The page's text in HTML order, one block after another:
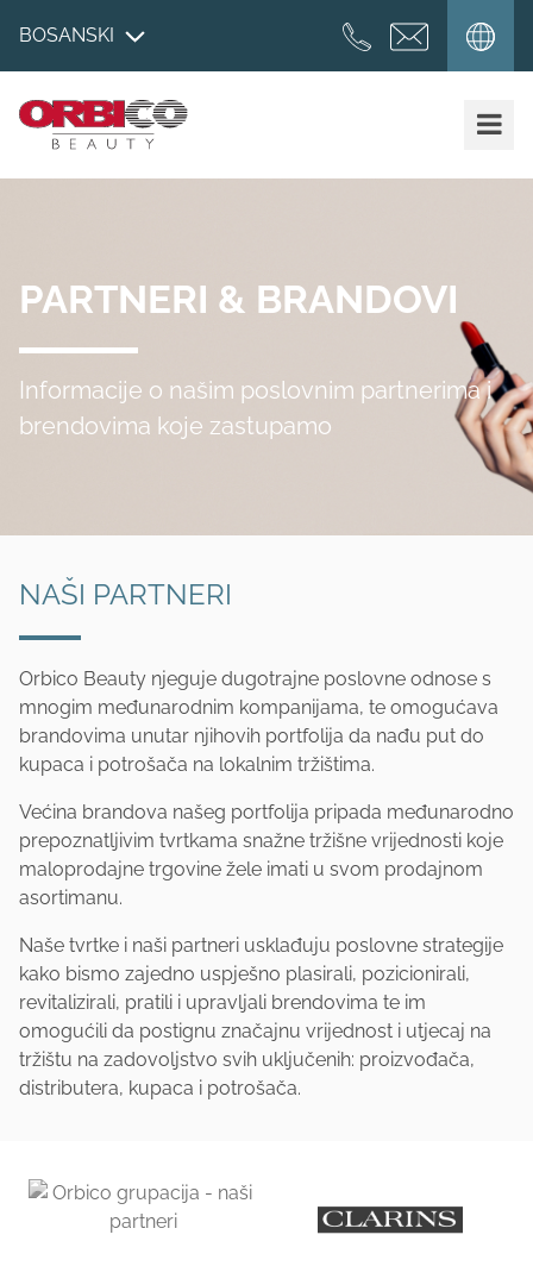
BOSANSKI
PARTNERI & BRANDOVI
Informacije o našim poslovnim partnerima i
brendovima koje zastupamo
NAŠI PARTNERI
Orbico Beauty njeguje dugotrajne poslovne odnose s
mnogim međunarodnim kompanijama, te omogućava
brandovima unutar njihovih portfolija da nađu put do
kupaca i potrošača na lokalnim tržištima.
Većina brandova našeg portfolija pripada međunarodno
prepoznatljivim tvrtkama snažne tržišne vrijednosti koje
maloprodajne trgovine žele imati u svom prodajnom
asortimanu.
Naše tvrtke i naši partneri usklađuju poslovne strategije
kako bismo zajedno uspješno plasirali, pozicionirali,
revitalizirali, pratili i upravljali brendovima te im
omogućili da postignu značajnu vrijednost i utjecaj na
tržištu na zadovoljstvo svih uključenih: proizvođača,
distributera, kupaca i potrošača.